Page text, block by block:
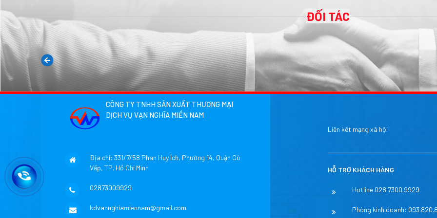
>> Xem chi tiết
01/11/2019
CÁCH CHỌN LOẠI BƠM HÓA CHẤT PHÙ HỢP
>> Xem chi tiết
ĐỐI TÁC
CÔNG TY TNHH SẢN XUẤT THƯƠNG MẠI
DỊCH VỤ VẠN NGHĨA MIỀN NAM
Địa chỉ: 331/7/58 Phan Huy Ích, Phường 14, Quận Gò
Vấp, TP. Hồ Chí Minh
02873009929
kdvannghiamiennam@gmail.com
Liên kết mạng xã hội
HỖ TRỢ KHÁCH HÀNG
Hotline 028.7300.9929
Phòng kinh doanh: